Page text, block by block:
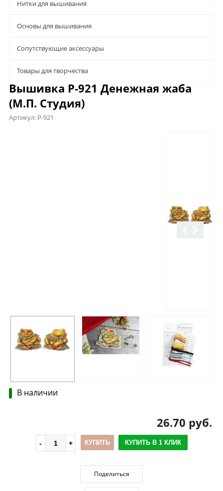
Нитки для вышивания
Основы для вышивания
Сопутствующие аксессуары
Товары для творчества
Вышивка Р-921 Денежная жаба
(М.П. Студия)
Артикул: Р-921
В наличии
26.70 руб.
КУПИТЬ КУПИТЬ В 1 КЛИК
Поделиться